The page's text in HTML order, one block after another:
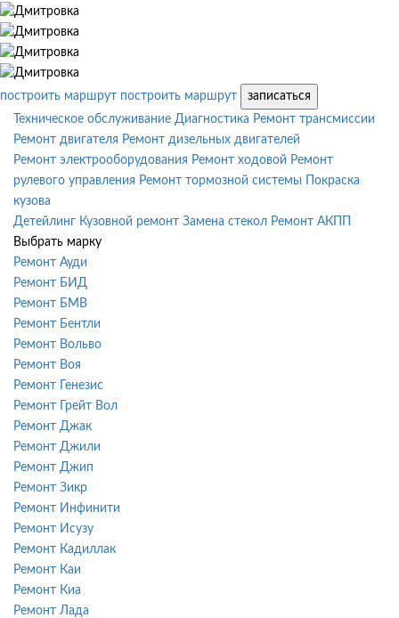
построить маршрут построить маршрут
записаться
Техническое обслуживание Диагностика Ремонт трансмиссии
Ремонт двигателя Ремонт дизельных двигателей
Ремонт электрооборудования Ремонт ходовой Ремонт
рулевого управления Ремонт тормозной системы
Покраска
кузова
Детейлинг Кузовной ремонт Замена стекол Ремонт АКПП
Выбрать марку
Ремонт Ауди
Ремонт БИД
Ремонт БМВ
Ремонт Бентли
Ремонт Вольво
Ремонт Воя
Ремонт Генезис
Ремонт Грейт Вол
Ремонт Джак
Ремонт Джили
Ремонт Джип
Ремонт Зикр
Ремонт Инфинити
Ремонт Исузу
Ремонт Кадиллак
Ремонт Каи
Ремонт Киа
Ремонт Лада